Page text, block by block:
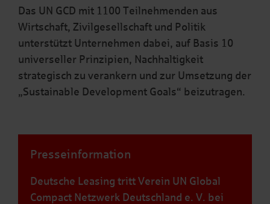
Das UN GCD mit 1100 Teilnehmenden aus
Wirtschaft, Zivilgesellschaft und Politik
unterstützt Unternehmen dabei, auf Basis 10
universeller Prinzipien, Nachhaltigkeit
strategisch zu verankern und zur Umsetzung der
„Sustainable Development Goals“ beizutragen.
Presseinformation
Deutsche Leasing tritt Verein UN Global
Compact Netzwerk Deutschland e. V. bei